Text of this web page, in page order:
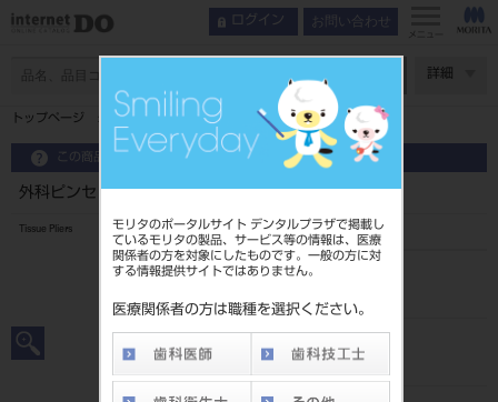
モリタのポータルサイト デンタルプラザで掲載し
ているモリタの製品、サービス等の情報は、医療
関係者の方を対象にしたものです。一般の方に対
する情報提供サイトではありません。
医療関係者の方は職種を選択ください。
ログイン お問い合わせ
メニュー
詳細
トップページ 外科ピンセット ルッツェ
この商品に関するお問い合わせ
外科ピンセット ルッツェ
Tissue Pliers
品目コード
4963931112104